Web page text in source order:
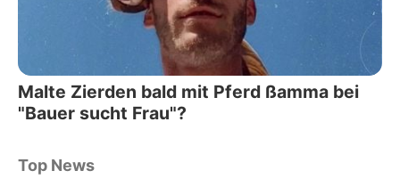
Malte Zierden bald mit Pferd ßamma bei
"Bauer sucht Frau"?
Top News